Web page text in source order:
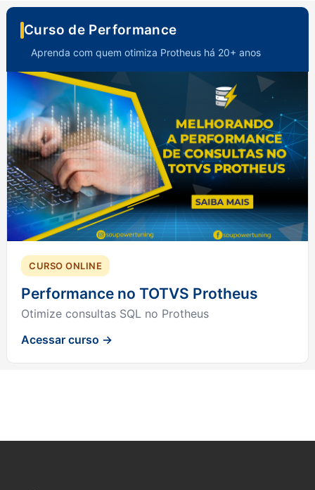
Curso de Performance
Aprenda com quem otimiza Protheus há 20+ anos
CURSO ONLINE
Performance no TOTVS Protheus
Otimize consultas SQL no Protheus
Acessar curso →